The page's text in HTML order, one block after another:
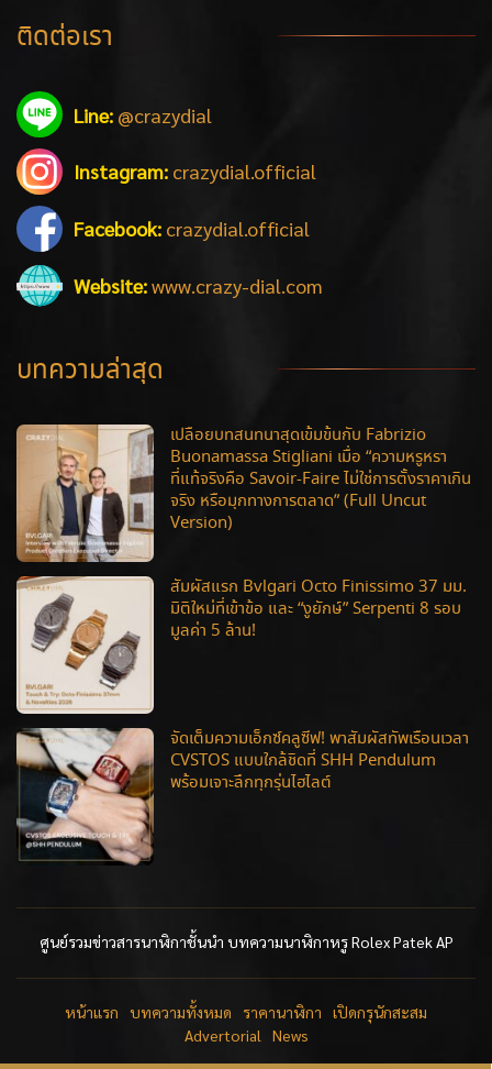
ติดต่อเรา
Line: @crazydial
Instagram: crazydial.official
Facebook: crazydial.official
Website:www.crazy-dial.com
บทความล่าสุด
เปลือยบทสนทนาสุดเข้มข้นกับ Fabrizio
Buonamassa Stigliani เมื่อ “ความหรูหรา
ที่แท้จริงคือ Savoir-Faire ไม่ใช่การตั้งราคาเกิน
จริง หรือมุกทางการตลาด” (Full Uncut
Version)
สัมผัสแรก Bvlgari Octo Finissimo 37 มม.
มิติใหม่ที่เข้าข้อ และ “งูยักษ์” Serpenti 8 รอบ
มูลค่า 5 ล้าน!
จัดเต็มความเอ็กซ์คลูซีฟ! พาสัมผัสทัพเรือนเวลา
CVSTOS แบบใกล้ชิดที่ SHH Pendulum
พร้อมเจาะลึกทุกรุ่นไฮไลต์
ศูนย์รวมข่าวสารนาฬิกาชั้นนำ บทความนาฬิกาหรู Rolex Patek AP
หน้าแรก บทความทั้งหมด ราคานาฬิกา
เปิดกรุนักสะสม
Advertorial
News